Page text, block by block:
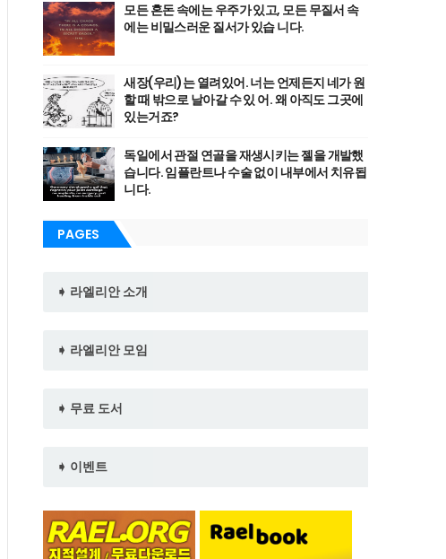
모든 혼돈 속에는 우주가 있고, 모든 무질서 속
에는 비밀스러운 질서가 있습 니다.
새장(우리)는 열려있어. 너는 언제든지 네가 원
할 때 밖으로 날아갈 수 있 어. 왜 아직도 그곳에
있는거죠?
독일에서 관절 연골을 재생시키는 젤을 개발했
습니다. 임플란트나 수술 없이 내부에서 치유됩
니다.
PAGES
➧ 라엘리안 소개
➧ 라엘리안 모임
➧ 무료 도서
➧ 이벤트